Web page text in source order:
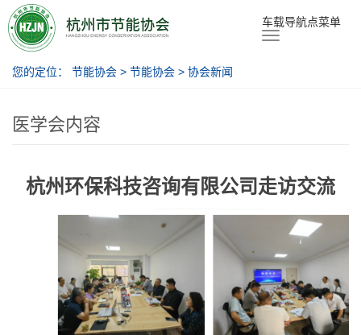
节能协会 车载导航点菜单
您的定位： 节能协会 > 节能协会 > 协会新闻
医学会内容
杭州环保科技咨询有限公司走访交流